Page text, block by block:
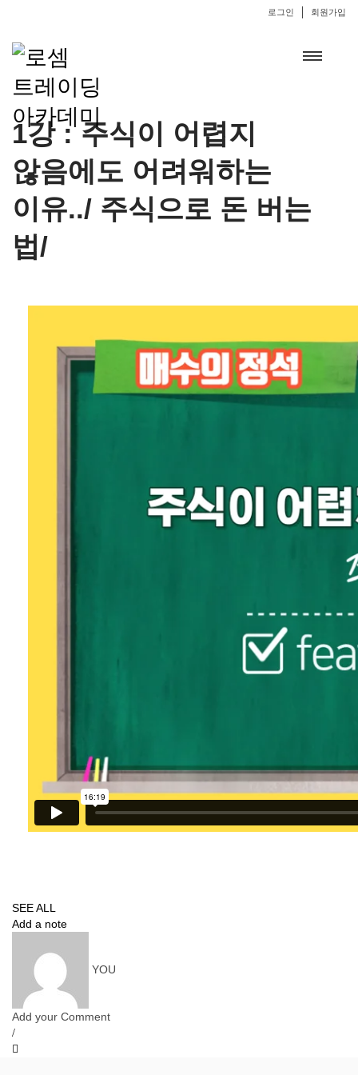
로그인 회원가입
1강 : 주식이 어렵지
않음에도 어려워하는
이유../ 주식으로 돈 버는
법/
SEE ALL
Add a note
YOU
Add your Comment